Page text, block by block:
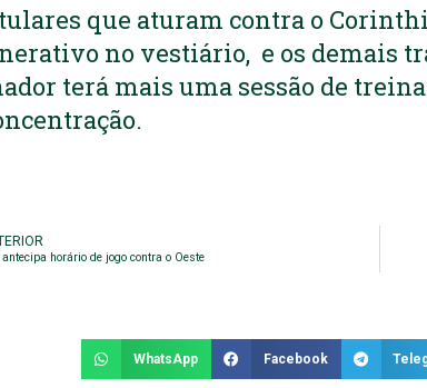
que aturam contra o
no vestiário, e os demais
terá mais uma sessão de
antecipa horário de jogo contra o Oeste
WhatsApp Facebook